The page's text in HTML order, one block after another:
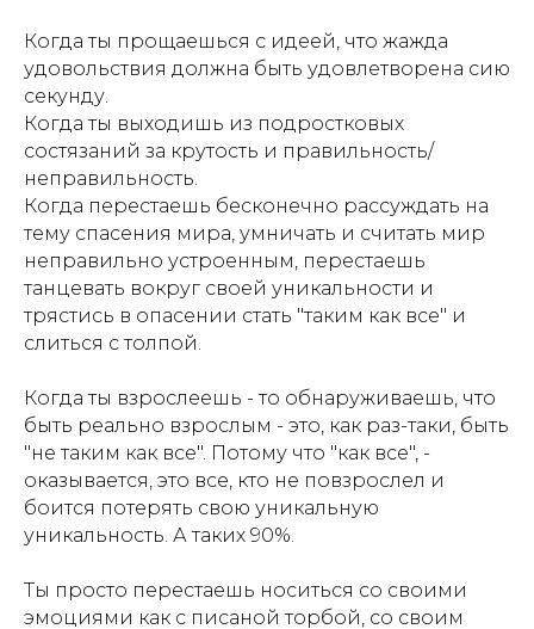
Когда ты прощаешься с идеей, что жажда
удовольствия должна быть удовлетворена сию
секунду.
Когда ты выходишь из подростковых
состязаний за крутость и правильность/
неправильность.
Когда перестаешь бесконечно рассуждать на
тему спасения мира, умничать и считать мир
неправильно устроенным, перестаешь
танцевать вокруг своей уникальности и
трястись в опасении стать "таким как все" и
слиться с толпой.
Когда ты взрослеешь - то обнаруживаешь, что
быть реально взрослым - это, как раз-таки, быть
"не таким как все". Потому что "как все", -
оказывается, это все, кто не повзрослел и
боится потерять свою уникальную
уникальность. А таких 90%.
Ты просто перестаешь носиться со своими
эмоциями как с писаной торбой, со своим